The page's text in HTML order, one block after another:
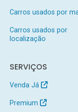
Carros usados por
Carros usados por
localização
SERVIÇOS
Venda Já
Premium